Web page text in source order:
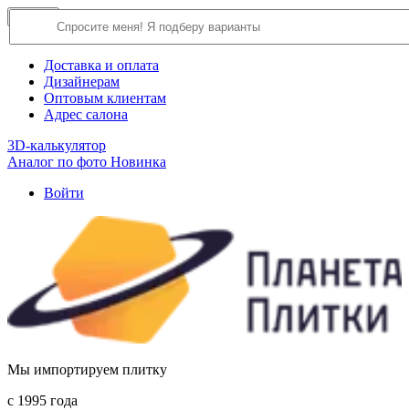
О компании
Доставка и оплата
Дизайнерам
Оптовым клиентам
Адрес салона
3D-калькулятор
Аналог по фото Новинка
Войти
Мы импортируем плитку
c 1995 года